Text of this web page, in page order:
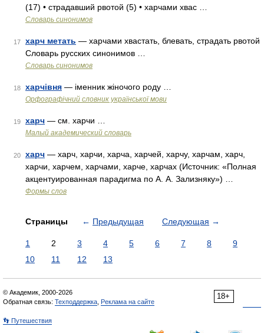
(17) • страдавший рвотой (5) • харчами хвас …
Словарь синонимов
17 харч метать — харчами хвастать, блевать, страдать рвотой
Словарь русских синонимов …
Словарь синонимов
18 харчівня — іменник жіночого роду …
Орфографічний словник української мови
19 харч — см. харчи …
Малый академический словарь
20 харч — харч, харчи, харча, харчей, харчу, харчам, харч,
харчи, харчем, харчами, харче, харчах (Источник: «Полная
акцентуированная парадигма по А. А. Зализняку») …
Формы слов
Страницы ← Предыдущая Следующая →
1 2 3 4 5 6 7 8
9
10
11 12 13
18+
© Академик, 2000-2026
Обратная связь: Техподдержка Реклама на сайте
👣 Путешествия